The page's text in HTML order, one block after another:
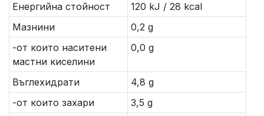
Енергийна стойност
120 kJ / 28 kcal
Мазнини
0,2 g
-от които наситени
мастни киселини
0,0 g
Въглехидрати
4,8 g
-от които захари
3,5 g